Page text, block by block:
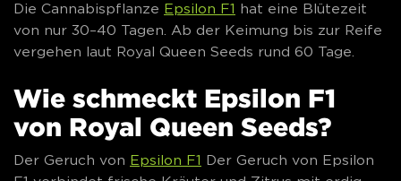
Die Cannabispflanze Epsilon F1 hat eine Blütezeit
von nur 30–40 Tagen. Ab der Keimung bis zur Reife
vergehen laut Royal Queen Seeds rund 60 Tage.
Wie schmeckt Epsilon F1
von Royal Queen Seeds?
Der Geruch von Epsilon F1
Der Geruch von Epsilon